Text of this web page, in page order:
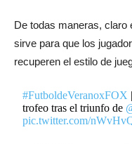
De todas maneras, claro
sirve para que los
recuperen el estilo de
#FutboldeVeranoxFOX
trofeo tras el triunfo de
pic.twitter.com/